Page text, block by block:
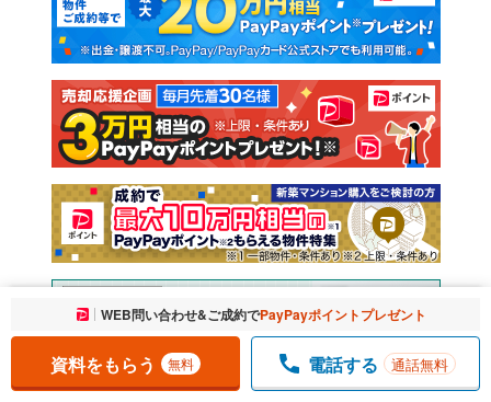
お気に入りに追加しました。 一覧を開く
WEB問い合わせ&ご成約でPayPayポイントプレゼント
資料をもらう 無料 電話する 通話無料
新築一戸建て 中古一戸建て
注文住宅 土地
売却査定